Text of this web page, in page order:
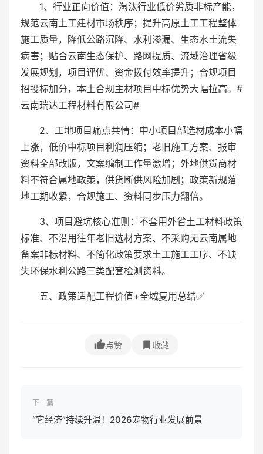
1、行业正向价值：淘汰行业低价劣质非标产能，
规范云南土工建材市场秩序；提升高原土工工程整体
施工质量，降低公路沉降、水利渗漏、生态水土流失
病害；贴合云南生态保护、路网提质、流域治理省级
发展规划，项目评优、资金拨付效率提升；合规项目
招投标加分，本土合规主材项目中标优势大幅拉高。#
云南瑞达工程材料有限公司#
2、工地项目痛点共情：中小项目部选材成本小幅
上涨，低价中标项目利润压缩；老旧施工方案、报审
资料全部改版，文案编制工作量激增；外地供货商材
料不符合属地政策，供货断供风险加剧；政策新规落
地工期收紧，合规施工、资料同步压力翻倍。
3、项目避坑核心准则：不套用外省土工材料政策
标准、不沿用往年老旧选材方案、不采购无云南属地
备案非标材料、不简化政策要求土工施工工序、不缺
失环保水利公路三类配套检测资料。
五、政策适配工程价值+全域复用总结✅
点赞 收藏
下一篇
“它经济”持续升温！2026宠物行业发展前景